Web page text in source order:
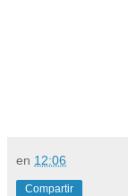
en 12:06
Compartir